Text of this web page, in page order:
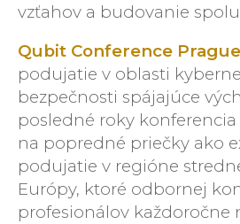
vzťahov a budovanie
Qubit Conference Prague
podujatie v oblasti
bezpečnosti spájajúce
posledné roky konferencia
na popredné priečky ako
podujatie v regióne
Európy, ktoré odbornej
profesionálov každoročne